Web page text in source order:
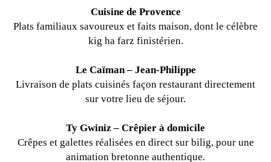
Cuisine de Provence
Plats familiaux savoureux et faits maison, dont le célèbre
kig ha farz finistérien.
Le Caïman – Jean-Philippe
Livraison de plats cuisinés façon restaurant directement
sur votre lieu de séjour.
Ty Gwiniz – Crêpier à domicile
Crêpes et galettes réalisées en direct sur bilig, pour une
animation bretonne authentique.